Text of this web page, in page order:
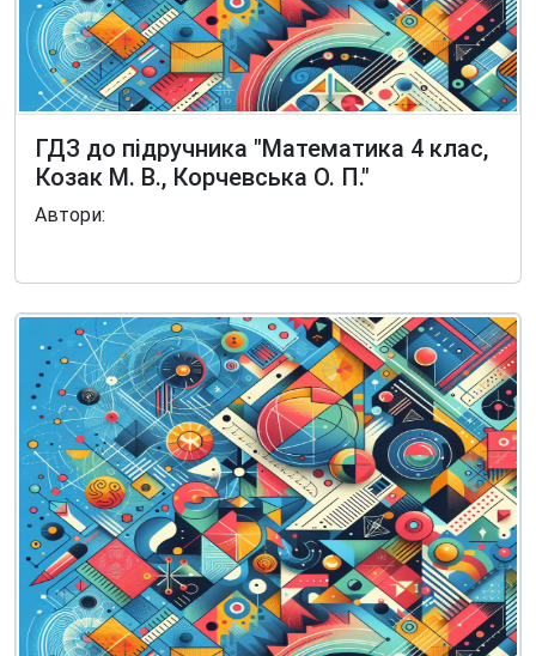
ГДЗ до підручника "Математика 4 клас,
Козак М. В., Корчевська О. П."
Автори: